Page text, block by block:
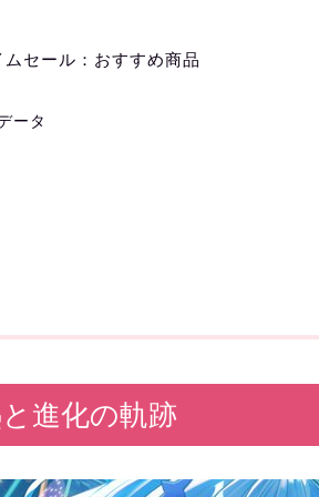
セール：おすすめ商品
ータ
進化の軌跡